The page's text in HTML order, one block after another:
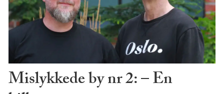
Mislykkede by nr 2: – En